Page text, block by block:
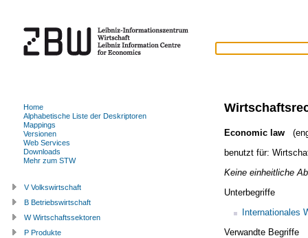
Economic law
benutzt für:
Keine einheitliche
Unterbegriffe
Internationales
Verwandte Begriffe
Home
Alphabetische Liste der Deskriptoren
Mappings
Versionen
Web Services
Downloads
Mehr zum STW
V Volkswirtschaft
B Betriebswirtschaft
W Wirtschaftssektoren
P Produkte